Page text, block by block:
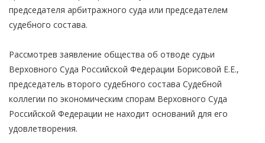
председателя арбитражного суда или председателем
судебного состава.
Рассмотрев заявление общества об отводе судьи
Верховного Суда Российской Федерации Борисовой Е.Е.,
председатель второго судебного состава Судебной
коллегии по экономическим спорам Верховного Суда
Российской Федерации не находит оснований для его
удовлетворения.